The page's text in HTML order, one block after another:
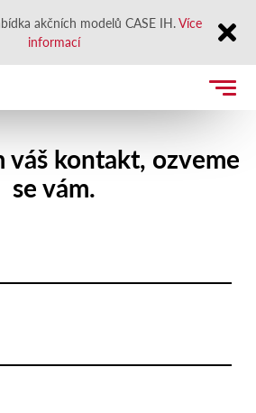
akčních modelů CASE IH.Více
informací
Close
váš kontakt, ozveme
se vám.